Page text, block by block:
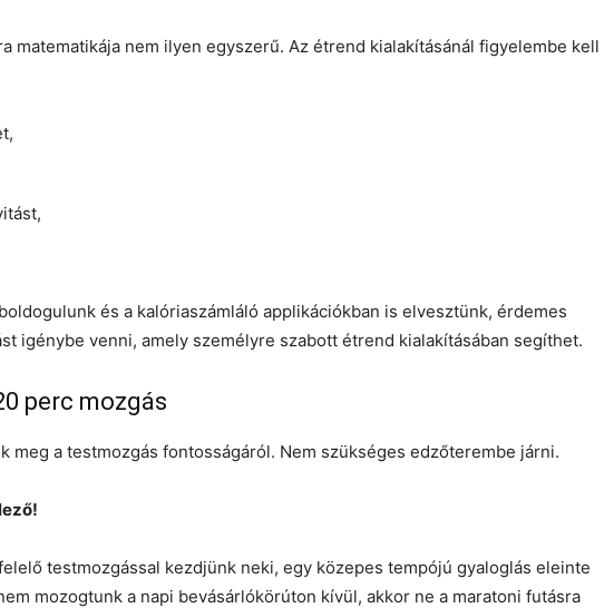
matematikája nem ilyen egyszerű. Az étrend kialakításánál figyelembe kell
és a kalóriaszámláló applikációkban is elvesztünk, érdemes
igénybe venni, amely személyre szabott étrend kialakításában segíthet.
perc mozgás
meg a testmozgás fontosságáról. Nem szükséges edzőterembe járni.
testmozgással kezdjünk neki, egy közepes tempójú gyaloglás eleinte
mozogtunk a napi bevásárlókörúton kívül, akkor ne a maratoni futásra